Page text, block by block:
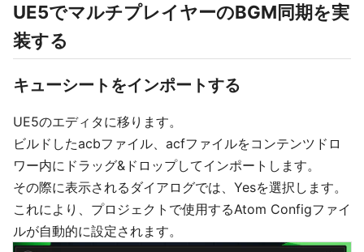
UE5でマルチプレイヤーのBGM同期を実
装する
キューシートをインポートする
UE5のエディタに移ります。
ビルドしたacbファイル、acfファイルをコンテンツドロ
ワー内にドラッグ&ドロップしてインポートします。
その際に表示されるダイアログでは、Yesを選択します。
これにより、プロジェクトで使用するAtom Configファイ
ルが自動的に設定されます。